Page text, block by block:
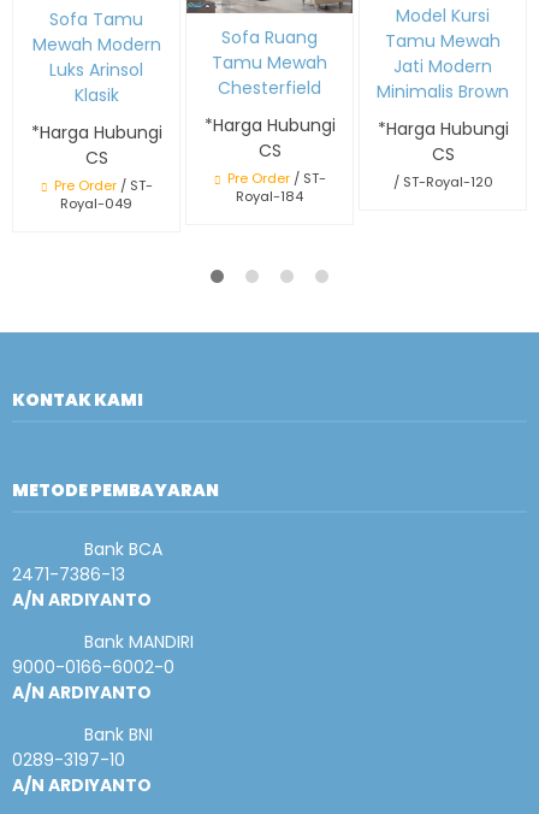
Sofa Tamu
Mewah Modern
Luks Arinsol
Klasik
*Harga Hubungi
CS
Pre Order/ ST-
Royal-049
Sofa Ruang
Tamu Mewah
Chesterfield
*Harga Hubungi
CS
Pre Order/ ST-
Royal-184
Model Kursi
Tamu Mewah
Jati Modern
Minimalis Brown
*Harga Hubungi
CS
/ ST-Royal-120
KONTAK KAMI
METODE PEMBAYARAN
Bank BCA
2471-7386-13
A/N ARDIYANTO
Bank MANDIRI
9000-0166-6002-0
A/N ARDIYANTO
Bank BNI
0289-3197-10
A/N ARDIYANTO